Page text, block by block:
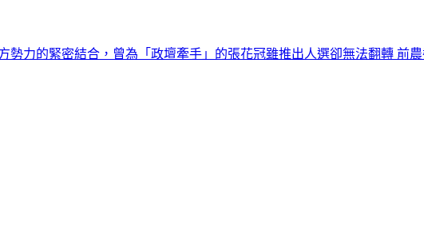
力的緊密結合，曾為「政壇牽手」的張花冠雖推出人選卻無法翻轉 前